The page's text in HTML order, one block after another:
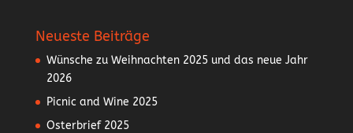
Neueste Beiträge
Wünsche zu Weihnachten 2025 und das neue Jahr
2026
Picnic and Wine 2025
Osterbrief 2025